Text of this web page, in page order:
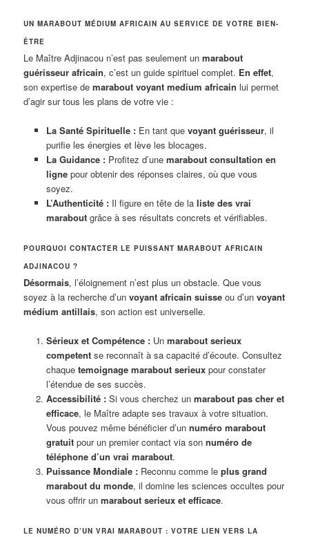
UN MARABOUT MÉDIUM AFRICAIN AU SERVICE DE VOTRE BIEN-
ÊTRE
Le Maître Adjinacou n’est pas seulement unmarabout
guérisseur africain, c’est un guide spirituel complet. En effet,
son expertise demarabout voyant medium africain lui permet
d’agir sur tous les plans de votre vie :
La Santé Spirituelle :En tant que voyant guérisseur, il
purifie les énergies et lève les blocages.
La Guidance :Profitez d’une marabout consultation en
lignepour obtenir des réponses claires, où que vous
soyez.
L’Authenticité :Il figure en tête de la liste des vrai
maraboutgrâce à ses résultats concrets et vérifiables.
POURQUOI CONTACTER LE PUISSANT MARABOUT AFRICAIN
ADJINACOU ?
Désormais, l’éloignement n’est plus un obstacle. Que vous
soyez à la recherche d’unvoyant africain suisse ou d’unvoyant
médium antillais, son action est universelle.
Sérieux et Compétence :Un marabout serieux
competentse reconnaît à sa capacité d’écoute. Consultez
chaque temoignage marabout serieuxpour constater
l’étendue de ses succès.
Accessibilité :Si vous cherchez un marabout pas cher et
efficace, le Maître adapte ses travaux à votre situation.
Vous pouvez même bénéficier d’un numéro marabout
gratuitpour un premier contact via son numéro de
téléphone d’un vrai marabout.
Puissance Mondiale :Reconnu comme le plus grand
marabout du monde, il domine les sciences occultes pour
vous offrir un marabout serieux et efficace.
LE NUMÉRO D’UN VRAI MARABOUT : VOTRE LIEN VERS LA